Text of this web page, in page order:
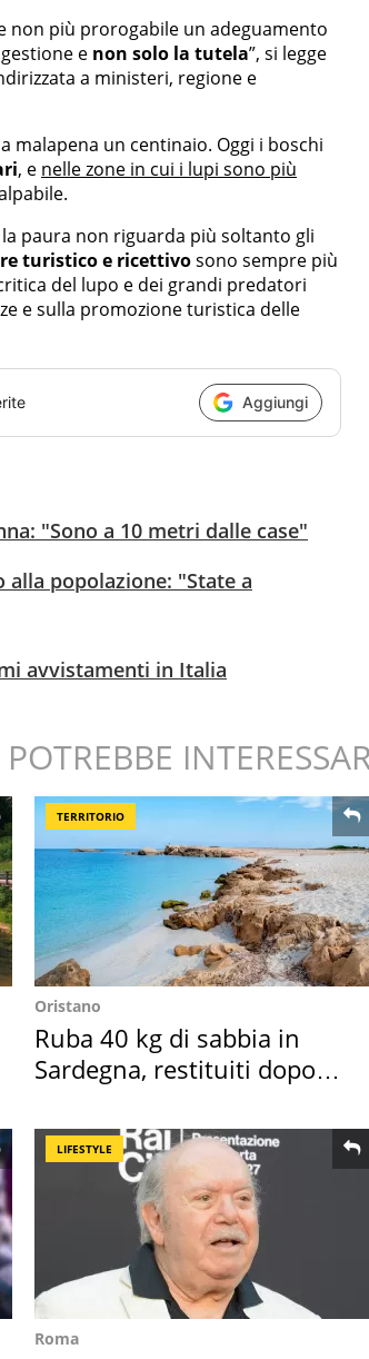
non più prorogabile un adeguamento
e non solo la tutela”, si legge
a ministeri, regione e
malapena un centinaio. Oggi i boschi
, e nelle zone in cui i lupi sono più
paura non riguarda più soltanto gli
turistico e ricettivosono sempre più
del lupo e dei grandi predatori
e sulla promozione turistica delle
Aggiungi
"Sono a 10 metri dalle case"
popolazione: "State a
avvistamenti in Italia
POTREBBE
TERRITORIO
Oristano
Ruba 40 kg di sabbia in
Sardegna, restituiti dopo
LIFESTYLE
Roma